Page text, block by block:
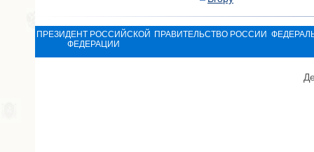
ПРЕЗИДЕНТ РОССИЙСКОЙ
ФЕДЕРАЦИИ
ПРАВИТЕЛЬСТВО РОССИИ